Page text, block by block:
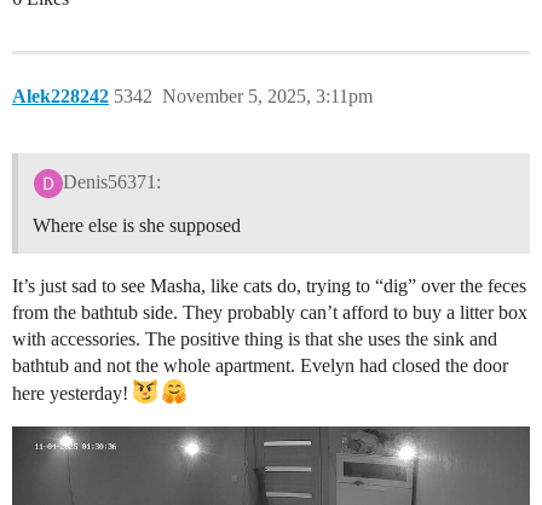
Alek228242 November 5, 2025, 3:11pm
5342
Denis56371:
Where else is she supposed
It’s just sad to see Masha, like cats do, trying to “dig” over the feces
from the bathtub side. They probably can’t afford to buy a litter box
with accessories. The positive thing is that she uses the sink and
bathtub and not the whole apartment. Evelyn had closed the door
here yesterday!